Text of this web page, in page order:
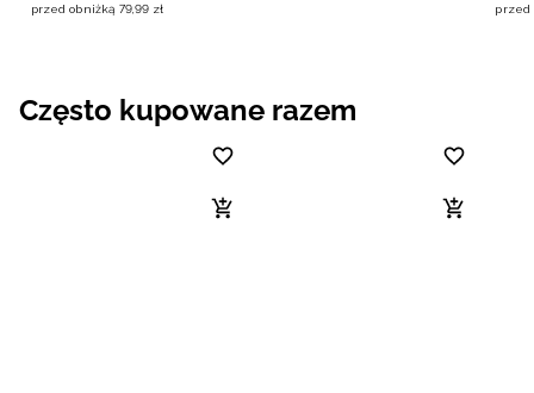
przed obniżką 79,99 zł
przed
Często kupowane razem